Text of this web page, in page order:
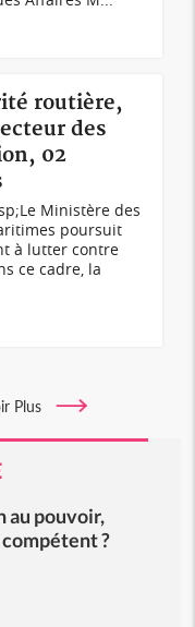
routière,
des
02
Ministère des
poursuit
à lutter contre
ce cadre, la
Plus
au pouvoir,
?